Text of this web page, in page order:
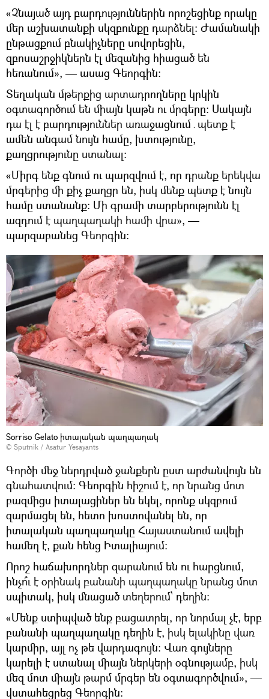
«Չնայած այդ բարդություններին որոշեցինք որակը
մեր աշխատանքի սկզբունքը դարձնել։ Ժամանակի
ընթացքում բնակիչները սովորեցին,
զբոսաշրջիկներն էլ մեզանից հիացած են
հեռանում», — ասաց Գեորգին։
Տեղական մթերքից արտադրողները կրկին
օգտագործում են միայն կաթն ու մրգերը։ Սակայն
դա էլ է բարդություններ առաջացնում․պետք է
ամեն անգամ նույն համը, խտությունը,
քաղցրությունը ստանալ։
«Միրգ ենք գնում ու պարզվում է, որ դրանք երեկվա
մրգերից մի քիչ քաղցր են, իսկ մենք պետք է նույն
համը ստանանք։ Մի գրամի տարբերությունն էլ
ազդում է պաղպաղակի համի վրա», —
պարզաբանեց Գեորգին։
Sorriso Gelato իտալական պաղպաղակ
© Sputnik / Asatur Yesayants
Գործի մեջ ներդրված ջանքերն ըստ արժանվույն են
գնահատվում։ Գեորգին հիշում է, որ նրանց մոտ
բազմիցս իտալացիներ են եկել, որոնք սկզբում
զարմացել են, հետո խոստովանել են, որ
իտալական պաղպաղակը Հայաստանում ավելի
համեղ է, քան հենց Իտալիայում։
Որոշ հաճախորդներ զարանում են ու հարցնում,
ինչո՞ւ է օրինակ բանանի պաղպաղակը նրանց մոտ
սպիտակ, իսկ մնացած տեղերում՝ դեղին։
«Մենք ստիպված ենք բացատրել, որ նորմալ չէ, երբ
բանանի պաղպաղակը դեղին է, իսկ ելակինը վառ
կարմիր, այլ ոչ թե վարդագույն։ Վառ գույները
կարելի է ստանալ միայն ներկերի օգնությամբ, իսկ
մեզ մոտ միայն թարմ մրգեր են օգտագործվում», —
վստահեցրեց Գեորգին։